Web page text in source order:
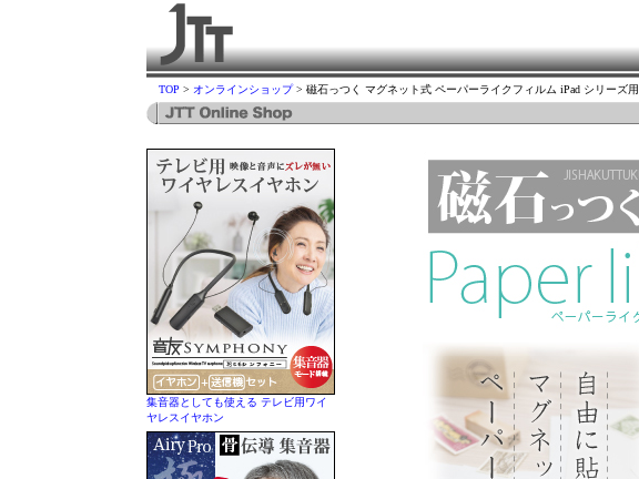
TOP > オンラインショップ> 磁石っつく マグネット式 ペーパーライクフィルム iPad シリーズ用
集音器としても使える テレビ用ワイ
ヤレスイヤホン